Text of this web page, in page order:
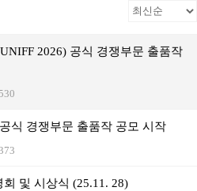
2026) 공식 경쟁부문 출품작
식 경쟁부문 출품작 공모 시작
및 시상식 (25.11. 28)